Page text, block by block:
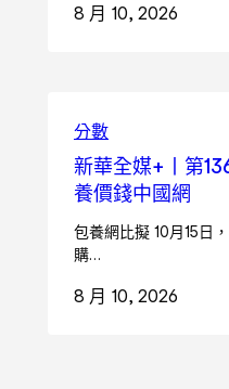
8 月 10, 2026
分數
新華全媒+丨第
養價錢中國網
包養網比擬 10月15日
購…
8 月 10, 2026